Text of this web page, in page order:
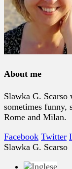
About me
Slawka G.
sometimes funny,
Rome and Milan.
Facebook Twitter
Slawka G. Scarso